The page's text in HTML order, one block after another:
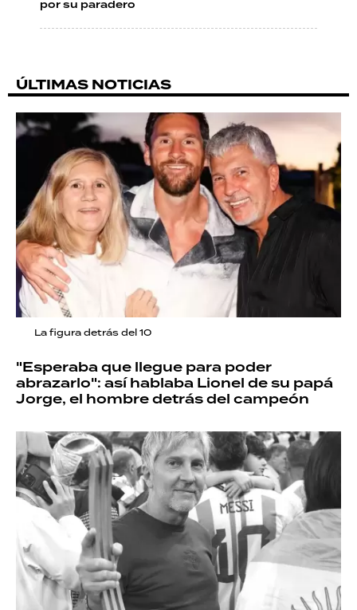
por su paradero
ÚLTIMAS NOTICIAS
La figura detrás del 10
"Esperaba que llegue para poder
abrazarlo": así hablaba Lionel de su papá
Jorge, el hombre detrás del campeón